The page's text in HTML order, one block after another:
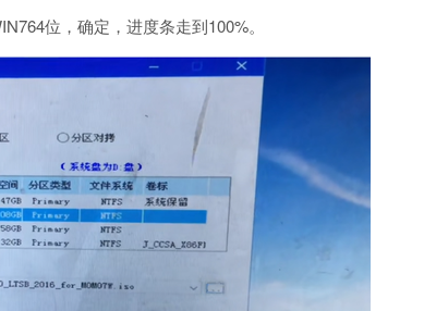
位，确定，进度条走到100%。